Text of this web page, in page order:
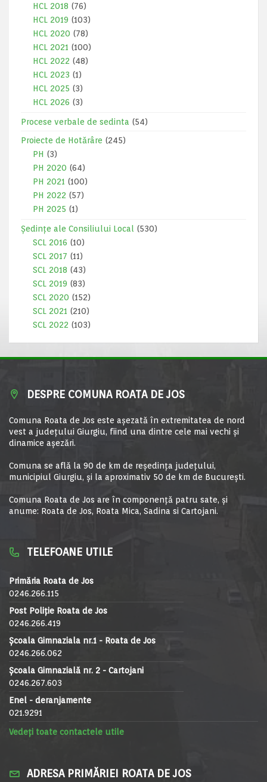
HCL 2018 (76)
HCL 2019 (103)
HCL 2020 (78)
HCL 2021 (100)
HCL 2022 (48)
HCL 2023 (1)
HCL 2025 (3)
HCL 2026 (3)
Procese verbale de sedinta (54)
Proiecte de Hotărâre (245)
PH (3)
PH 2020 (64)
PH 2021 (100)
PH 2022 (57)
PH 2025 (1)
Ședințe ale Consiliului Local
(530)
SCL 2016 (10)
SCL 2017 (11)
SCL 2018 (43)
SCL 2019 (83)
SCL 2020 (152)
SCL 2021 (210)
SCL 2022 (103)
DESPRE COMUNA ROATA DE JOS
Comuna Roata de Jos este aşezată în extremitatea de nord
vest a judeţului Giurgiu, fiind una dintre cele mai vechi şi
dinamice aşezări.
Comuna se află la 90 de km de reşedinţa judeţului,
municipiul Giurgiu, şi la aproximativ 50 de km de Bucureşti.
Comuna Roata de Jos are în componență patru sate, și
anume: Roata de Jos, Roata Mica, Sadina si Cartojani.
TELEFOANE UTILE
Primăria Roata de Jos
0246.266.115
Post Poliție Roata de Jos
0246.266.419
Școala Gimnaziala nr.1 - Roata de Jos
0246.266.062
Școala Gimnazială nr. 2 - Cartojani
0246.267.603
Enel - deranjamente
021.9291
Vedeți toate contactele utile
ADRESA PRIMĂRIEI ROATA DE JOS